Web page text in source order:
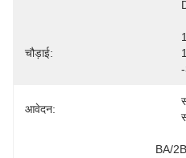
चौड़ाई:
आवेदन:
BA/